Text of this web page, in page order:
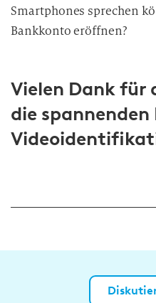
Smartphones sprechen
Bankkonto eröffnen?
Vielen Dank für
die spannenden